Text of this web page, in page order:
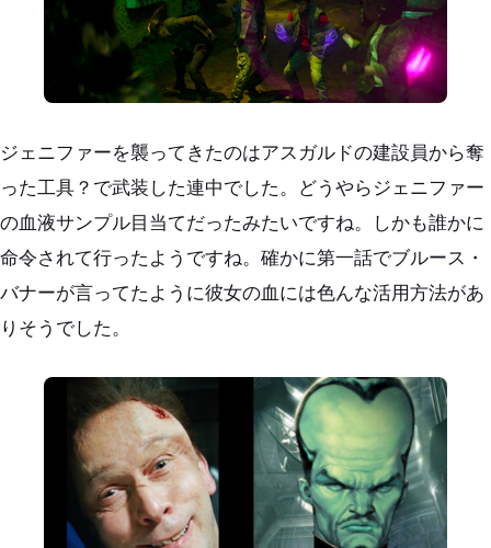
ジェニファーを襲ってきたのはアスガルドの建設員から奪
った工具？で武装した連中でした。どうやらジェニファー
の血液サンプル目当てだったみたいですね。しかも誰かに
命令されて行ったようですね。確かに第一話でブルース・
バナーが言ってたように彼女の血には色んな活用方法があ
りそうでした。